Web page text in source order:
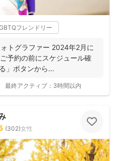
フレンドリー
トグラファー 2024年2月に
予約の前にスケジュール確
」ボタンから...
最終アクティブ： 3時間以内
(302)女性